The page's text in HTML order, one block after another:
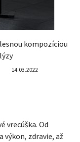
kompozíciou
14.03.2022
vrecúška. Od
výkon, zdravie, až